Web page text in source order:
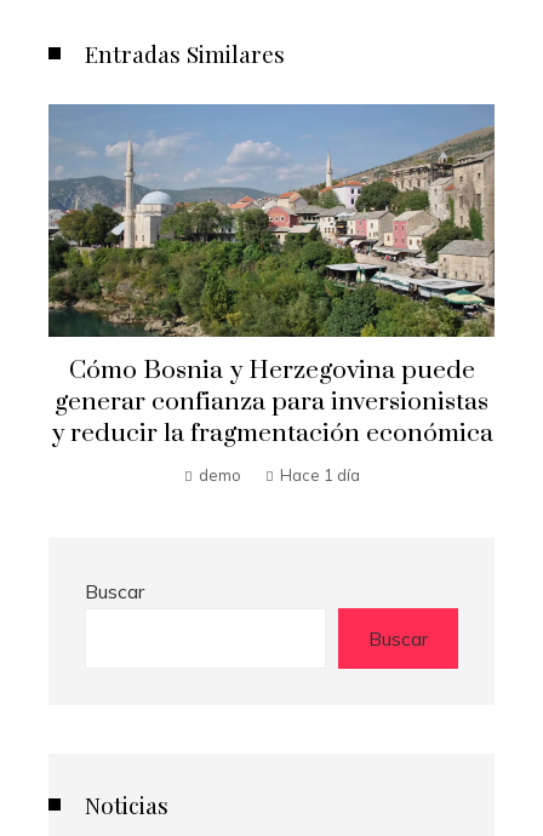
Entradas Similares
Cómo Bosnia y Herzegovina puede
generar confianza para inversionistas
y reducir la fragmentación económica
demo Hace 1 día
Buscar
Buscar
Noticias